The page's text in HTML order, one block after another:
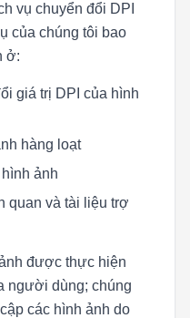
vụ chuyển đổi DPI
của chúng tôi bao
ở:
giá trị DPI của hình
hàng loạt
ảnh
quan và tài liệu trợ
được thực hiện
người dùng; chúng
các hình ảnh do